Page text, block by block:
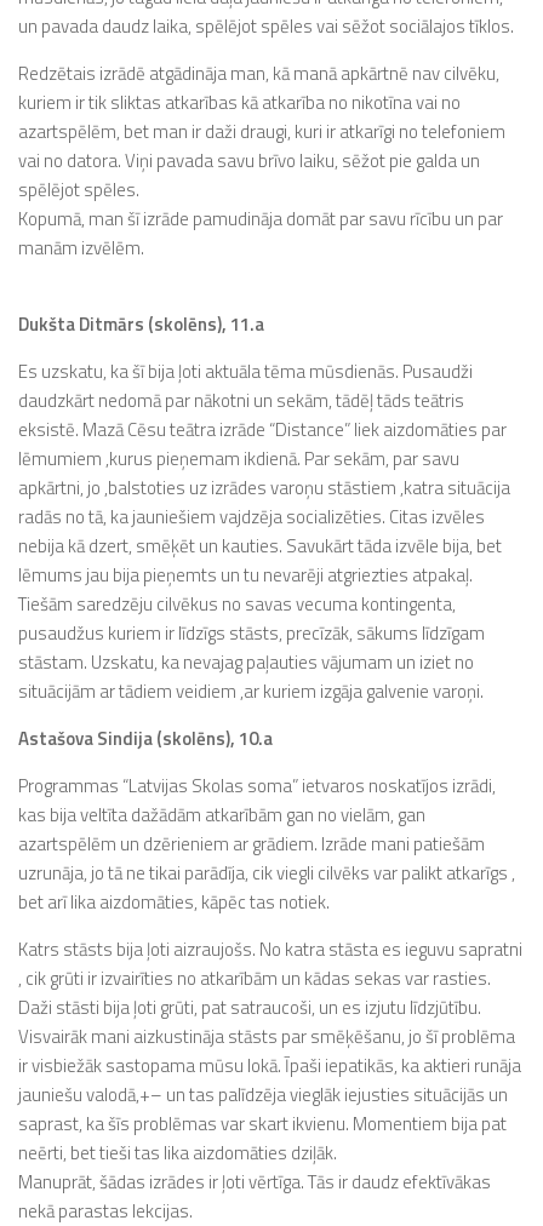
un pavada daudz laika, spēlējot spēles vai sēžot sociālajos tīklos.
Redzētais izrādē atgādināja man, kā manā apkārtnē nav cilvēku,
kuriem ir tik sliktas atkarības kā atkarība no nikotīna vai no
azartspēlēm, bet man ir daži draugi, kuri ir atkarīgi no telefoniem
vai no datora. Viņi pavada savu brīvo laiku, sēžot pie galda un
spēlējot spēles.
Kopumā, man šī izrāde pamudināja domāt par savu rīcību un par
manām izvēlēm.
Dukšta Ditmārs (skolēns), 11.a
Es uzskatu, ka šī bija ļoti aktuāla tēma mūsdienās. Pusaudži
daudzkārt nedomā par nākotni un sekām, tādēļ tāds teātris
eksistē. Mazā Cēsu teātra izrāde “Distance” liek aizdomāties par
lēmumiem ,kurus pieņemam ikdienā. Par sekām, par savu
apkārtni, jo ,balstoties uz izrādes varoņu stāstiem ,katra situācija
radās no tā, ka jauniešiem vajdzēja socializēties. Citas izvēles
nebija kā dzert, smēķēt un kauties. Savukārt tāda izvēle bija, bet
lēmums jau bija pieņemts un tu nevarēji atgriezties atpakaļ.
Tiešām saredzēju cilvēkus no savas vecuma kontingenta,
pusaudžus kuriem ir līdzīgs stāsts, precīzāk, sākums līdzīgam
stāstam. Uzskatu, ka nevajag paļauties vājumam un iziet no
situācijām ar tādiem veidiem ,ar kuriem izgāja galvenie varoņi.
Astašova Sindija (skolēns), 10.a
Programmas “Latvijas Skolas soma” ietvaros noskatījos izrādi,
kas bija veltīta dažādām atkarībām gan no vielām, gan
azartspēlēm un dzērieniem ar grādiem. Izrāde mani patiešām
uzrunāja, jo tā ne tikai parādīja, cik viegli cilvēks var palikt atkarīgs ,
bet arī lika aizdomāties, kāpēc tas notiek.
Katrs stāsts bija ļoti aizraujošs. No katra stāsta es ieguvu sapratni
, cik grūti ir izvairīties no atkarībām un kādas sekas var rasties.
Daži stāsti bija ļoti grūti, pat satraucoši, un es izjutu līdzjūtību.
Visvairāk mani aizkustināja stāsts par smēķēšanu, jo šī problēma
ir visbiežāk sastopama mūsu lokā. Īpaši iepatikās, ka aktieri runāja
jauniešu valodā,+– un tas palīdzēja vieglāk iejusties situācijās un
saprast, ka šīs problēmas var skart ikvienu. Momentiem bija pat
neērti, bet tieši tas lika aizdomāties dziļāk.
Manuprāt, šādas izrādes ir ļoti vērtīga. Tās ir daudz efektīvākas
nekā parastas lekcijas.